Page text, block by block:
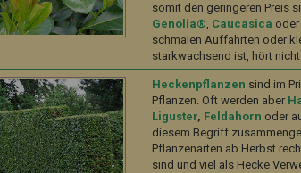
somit den geringeren Preis
Genolia®, Caucasica oder
schmalen Auffahrten oder
starkwachsend ist, hört
Heckenpflanzen sind im
Pflanzen. Oft werden aber
Liguster, Feldahorn oder
diesem Begriff
Pflanzenarten ab Herbst
sind und viel als Hecke